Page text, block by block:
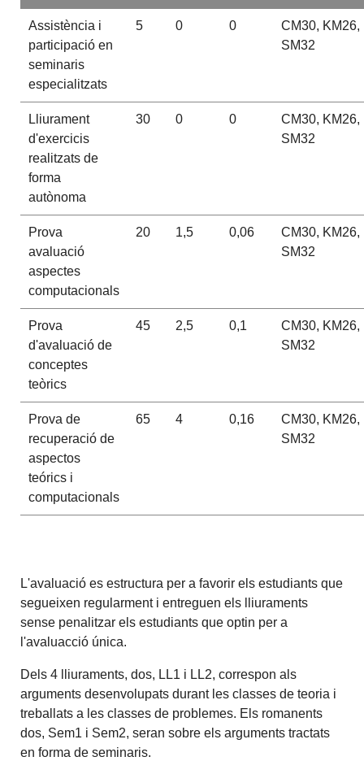
Assistència i
participació en
seminaris
especialitzats
5 0 0
CM30, KM26,
SM32
Lliurament
d'exercicis
realitzats de
forma
autònoma
30 0 0
CM30, KM26,
SM32
Prova
avaluació
aspectes
computacionals
20 1,5 0,06
CM30, KM26,
SM32
Prova
d'avaluació de
conceptes
teòrics
45 2,5 0,1
CM30, KM26,
SM32
Prova de
recuperació de
aspectos
teórics i
computacionals
65 4 0,16
CM30, KM26,
SM32
L'avaluació es estructura per a favorir els estudiants que
segueixen regularment i entreguen els lliuraments
sense penalitzar els estudiants que optin per a
l'avaluacció única.
Dels 4 lliuraments, dos, LL1 i LL2, correspon als
arguments desenvolupats durant les classes de teoria i
treballats a les classes de problemes. Els romanents
dos, Sem1 i Sem2, seran sobre els arguments tractats
en forma de seminaris.